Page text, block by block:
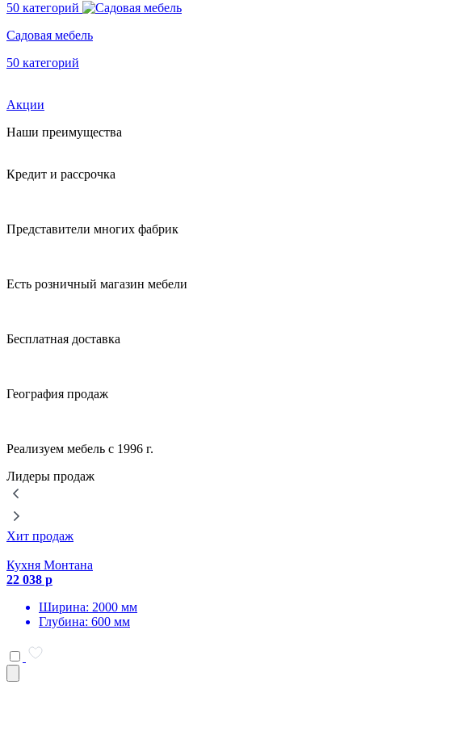
50 категорий
Садовая мебель
50 категорий
Акции
Наши преимущества
Кредит и рассрочка
Представители многих фабрик
Есть розничный магазин мебели
Бесплатная доставка
География продаж
Реализуем мебель с 1996 г.
Лидеры продаж
Хит продаж
Кухня Монтана
22 038 р
Ширина: 2000 мм
Глубина: 600 мм